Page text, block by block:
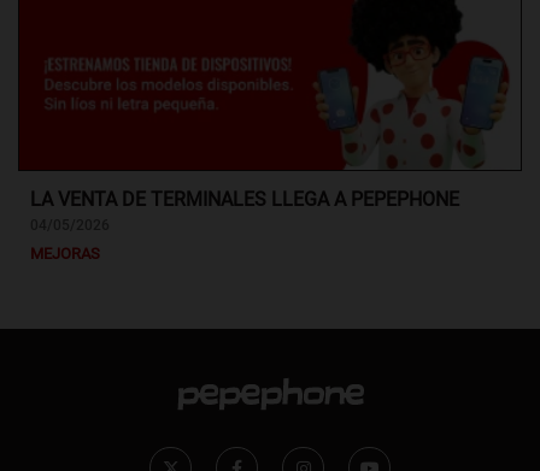
LA VENTA DE TERMINALES LLEGA A PEPEPHONE
MEJORAS